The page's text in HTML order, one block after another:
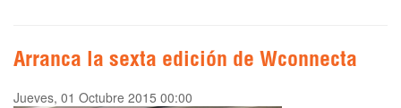
Arranca la sexta edición de Wconnecta
Jueves, 01 Octubre 2015 00:00